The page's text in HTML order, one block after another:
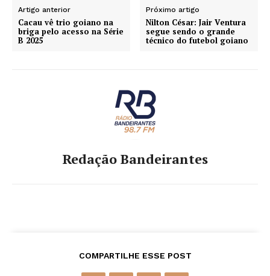
Artigo anterior
Cacau vê trio goiano na
briga pelo acesso na Série
B 2025
Próximo artigo
Nilton César: Jair Ventura
segue sendo o grande
técnico do futebol goiano
Redação Bandeirantes
COMPARTILHE ESSE POST